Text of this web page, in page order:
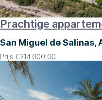
Prachtige
San Miguel de Salinas,
Prijs €214.000,00